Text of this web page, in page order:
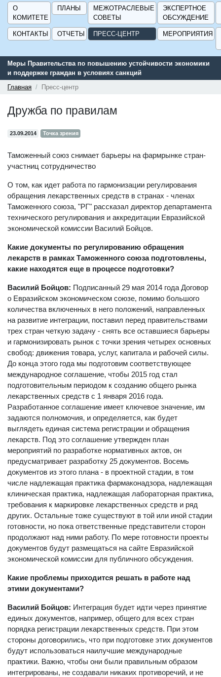
О
КОМИТЕТЕ
ПЛАНЫ
МЕЖОТРАСЛЕВЫЕ
СОВЕТЫ
ЭКСПЕРТНОЕ
ОБСУЖДЕНИЕ
КОНТАКТЫ ОТЧЕТЫ ПРЕСС-ЦЕНТР МЕРОПРИЯТИЯ
экономики Сервис поиска и подбора субсидий и мер
поддержки для предприятий - «Навигатор мер
ГИСП».
Главная Пресс-центр
Дружба по правилам
23.09.2014 Точка зрения
Таможенный союз снимает барьеры на фармрынке стран-
участниц сотрудничество
О том, как идет работа по гармонизации регулирования
обращения лекарственных средств в странах - членах
Таможенного союза, "РГ" рассказал директор департамента
технического регулирования и аккредитации Евразийской
экономической комиссии Василий Бойцов.
Какие документы по регулированию обращения
лекарств в рамках Таможенного союза подготовлены,
какие находятся еще в процессе подготовки?
Василий Бойцов: Подписанный 29 мая 2014 года Договор
о Евразийском экономическом союзе, помимо большого
количества включенных в него положений, направленных
на развитие интеграции, поставил перед правительствами
трех стран четкую задачу - снять все оставшиеся барьеры
и гармонизировать рынок с точки зрения четырех основных
свобод: движения товара, услуг, капитала и рабочей силы.
До конца этого года мы подготовим соответствующее
международное соглашение, чтобы 2015 год стал
подготовительным периодом к созданию общего рынка
лекарственных средств с 1 января 2016 года.
Разработанное соглашение имеет ключевое значение, им
задаются полномочия, и определяется, как будет
выглядеть единая система регистрации и обращения
лекарств. Под это соглашение утвержден план
мероприятий по разработке нормативных актов, он
предусматривает разработку 25 документов. Восемь
документов из этого плана - в проектной стадии, в том
числе надлежащая практика фармаконадзора, надлежащая
клиническая практика, надлежащая лабораторная практика,
требования к маркировке лекарственных средств и ряд
других. Остальные тоже существуют в той или иной стадии
готовности, но пока ответственные представители сторон
продолжают над ними работу. По мере готовности проекты
документов будут размещаться на сайте Евразийской
экономической комиссии для публичного обсуждения.
Какие проблемы приходится решать в работе над
этими документами?
Василий Бойцов: Интеграция будет идти через принятие
единых документов, например, общего для всех стран
порядка регистрации лекарственных средств. При этом
стороны договорились, что при подготовке этих документов
будут использоваться наилучшие международные
практики. Важно, чтобы они были правильным образом
интегрированы, не создавали никаких противоречий, и не